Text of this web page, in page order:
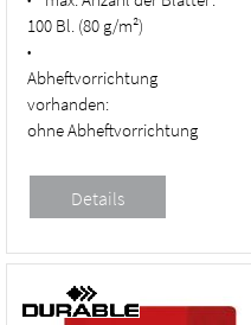
100 Bl. (80 g/m²)
•
Abheftvorrichtung
vorhanden:
ohne Abheftvorrichtung